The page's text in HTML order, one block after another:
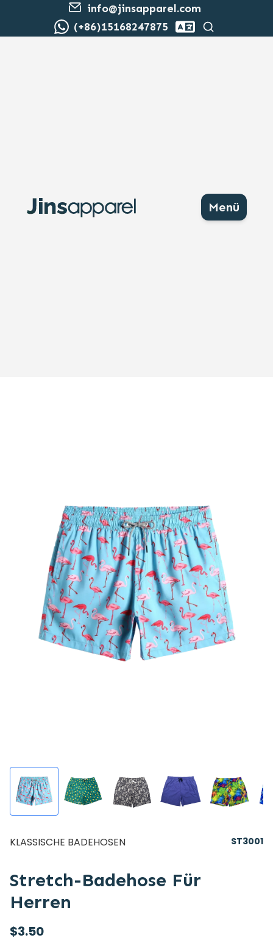
info@jinsapparel.com
(+86)15168247875
Suche
Menü
KLASSISCHE BADEHOSEN ST3001
Stretch-Badehose Für
Herren
$3.50